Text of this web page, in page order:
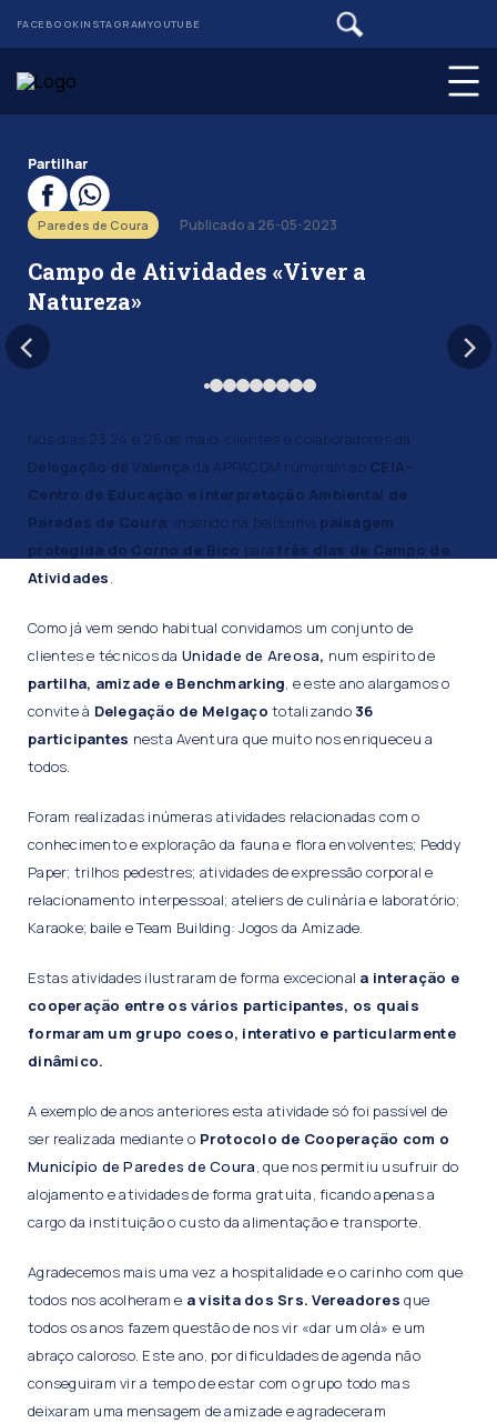
FACEBOOKINSTAGRAMYOUTUBE
Partilhar
Paredes de Coura Publicado a 26-05-2023
Campo de Atividades «Viver a
Natureza»
Nos dias 23,24 e 25 de maio, clientes e colaboradores da
Delegação de Valença da APPACDM rumaram ao CEIA–
Centro de Educação e Interpretação Ambiental de
Paredes de Coura , inserido na belíssima paisagem
protegida do Corno de Bico para três dias de Campo de
Atividades.
Como já vem sendo habitual convidamos um conjunto de
clientes e técnicos da Unidade de Areosa, num espírito de
partilha, amizade e Benchmarking, e este ano alargamos o
convite à Delegação de Melgaço totalizando 36
participantes nesta Aventura que muito nos enriqueceu a
todos.
Foram realizadas inúmeras atividades relacionadas com o
conhecimento e exploração da fauna e flora envolventes; Peddy
Paper; trilhos pedestres; atividades de expressão corporal e
relacionamento interpessoal; ateliers de culinária e laboratório;
Karaoke; baile e Team Building: Jogos da Amizade.
Estas atividades ilustraram de forma excecional a interação e
cooperação entre os vários participantes, os quais
formaram um grupo coeso, interativo e particularmente
dinâmico.
A exemplo de anos anteriores esta atividade só foi passível de
ser realizada mediante o Protocolo de Cooperação com o
Município de Paredes de Coura, que nos permitiu usufruir do
alojamento e atividades de forma gratuita, ficando apenas a
cargo da instituição o custo da alimentação e transporte.
Agradecemos mais uma vez a hospitalidade e o carinho com que
todos nos acolheram e a visita dos Srs. Vereadores que
todos os anos fazem questão de nos vir «dar um olá» e um
abraço caloroso. Este ano, por dificuldades de agenda não
conseguiram vir a tempo de estar com o grupo todo mas
deixaram uma mensagem de amizade e agradeceram